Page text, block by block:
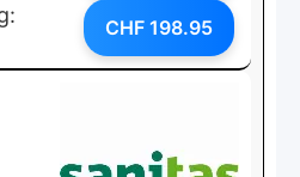
CHF 198.95